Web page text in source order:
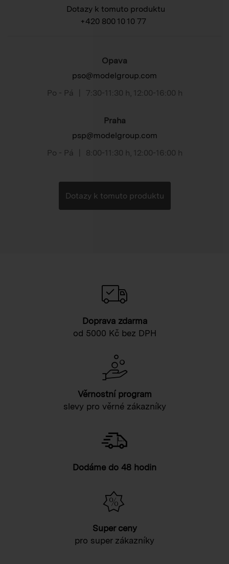
Dotazy k tomuto produktu
+420 800 10 10 77
Opava
pso@modelgroup.com
Po - Pá
7:30-11:30 h 12:00-16:00 h
Praha
psp@modelgroup.com
Po - Pá
8:00-11:30 h 12:00-16:00 h
Dotazy k tomuto produktu
Doprava zdarma
od 5000 Kč bez DPH
Věrnostní program
slevy pro věrné zákazníky
Dodáme do 48 hodin
Super ceny
pro super zákazníky